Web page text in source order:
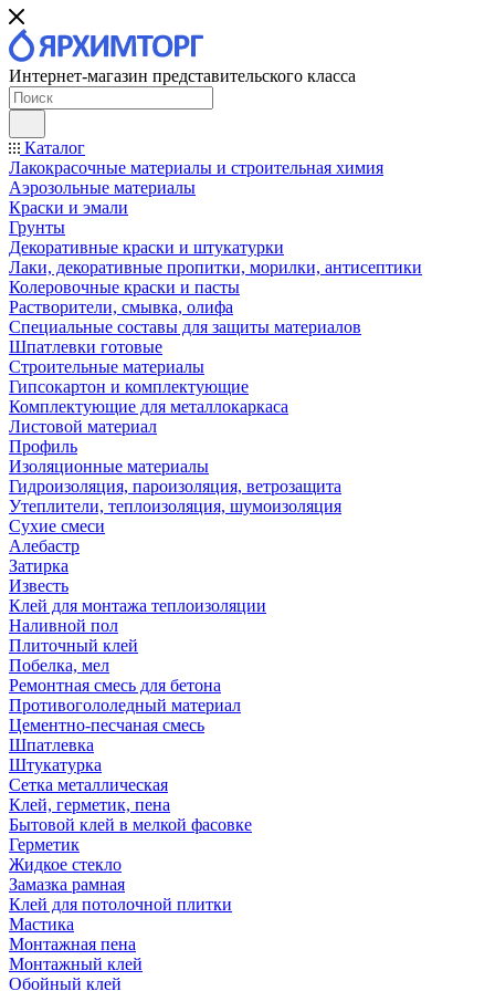
Интернет-магазин представительского класса
Каталог
Лакокрасочные материалы и строительная химия
Аэрозольные материалы
Краски и эмали
Грунты
Декоративные краски и штукатурки
Лаки, декоративные пропитки, морилки, антисептики
Колеровочные краски и пасты
Растворители, смывка, олифа
Специальные составы для защиты материалов
Шпатлевки готовые
Строительные материалы
Гипсокартон и комплектующие
Комплектующие для металлокаркаса
Листовой материал
Профиль
Изоляционные материалы
Гидроизоляция, пароизоляция, ветрозащита
Утеплители, теплоизоляция, шумоизоляция
Сухие смеси
Алебастр
Затирка
Известь
Клей для монтажа теплоизоляции
Наливной пол
Плиточный клей
Побелка, мел
Ремонтная смесь для бетона
Противогололедный материал
Цементно-песчаная смесь
Шпатлевка
Штукатурка
Сетка металлическая
Клей, герметик, пена
Бытовой клей в мелкой фасовке
Герметик
Жидкое стекло
Замазка рамная
Клей для потолочной плитки
Мастика
Монтажная пена
Монтажный клей
Обойный клей